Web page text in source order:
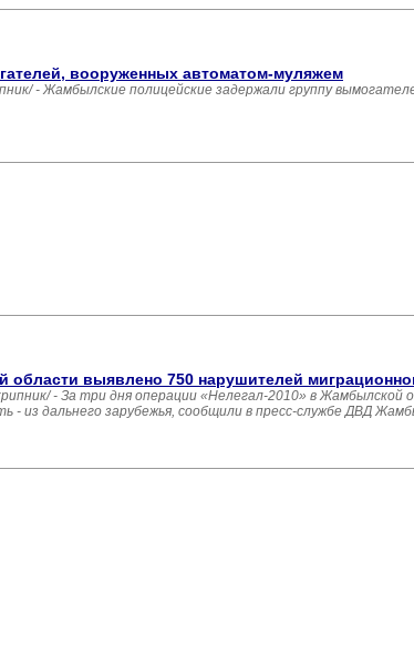
вооруженных автоматом-муляжем
- Жамбылские полицейские задержали группу
выявлено 750 нарушителей
- За три дня операции «Нелегал-2010» в Жамбылской
- из дальнего зарубежья, сообщили в пресс-службе ДВД